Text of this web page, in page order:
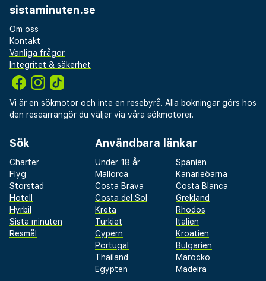
sistaminuten.se
Om oss
Kontakt
Vanliga frågor
Integritet & säkerhet
Vi är en sökmotor och inte en resebyrå. Alla bokningar görs hos
den researrangör du väljer via våra sökmotorer.
Sök
Charter
Flyg
Storstad
Hotell
Hyrbil
Sista minuten
Resmål
Användbara länkar
Under 18 år
Spanien
Mallorca
Kanarieöarna
Costa Brava
Costa Blanca
Costa del Sol
Grekland
Kreta
Rhodos
Turkiet
Italien
Cypern
Kroatien
Portugal
Bulgarien
Thailand
Marocko
Egypten
Madeira